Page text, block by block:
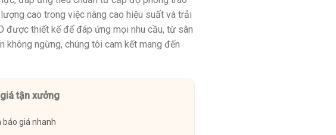
cao trong việc nâng cao hiệu suất và trải
được thiết kế để đáp ứng mọi nhu cầu, từ sân
không ngừng, chúng tôi cam kết mang đến
tận xưởng
báo giá nhanh